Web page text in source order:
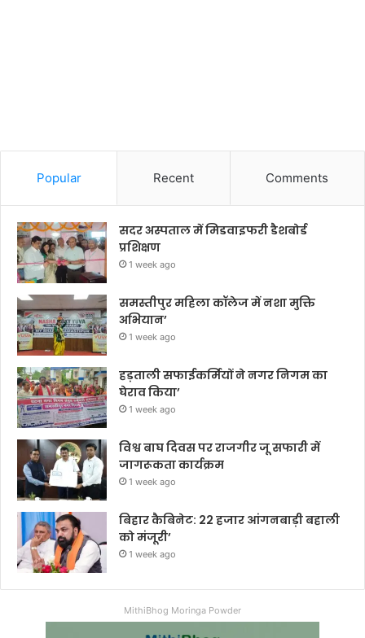
Popular Recent Comments
सदर अस्पताल में मिडवाइफरी डैशबोर्ड
प्रशिक्षण
1 week ago
समस्तीपुर महिला कॉलेज में नशा मुक्ति
अभियान’
1 week ago
हड़ताली सफाईकर्मियों ने नगर निगम का
घेराव किया’
1 week ago
विश्व बाघ दिवस पर राजगीर जू सफारी में
जागरूकता कार्यक्रम
1 week ago
बिहार कैबिनेट: 22 हजार आंगनबाड़ी बहाली
को मंजूरी’
1 week ago
MithiBhog Moringa Powder